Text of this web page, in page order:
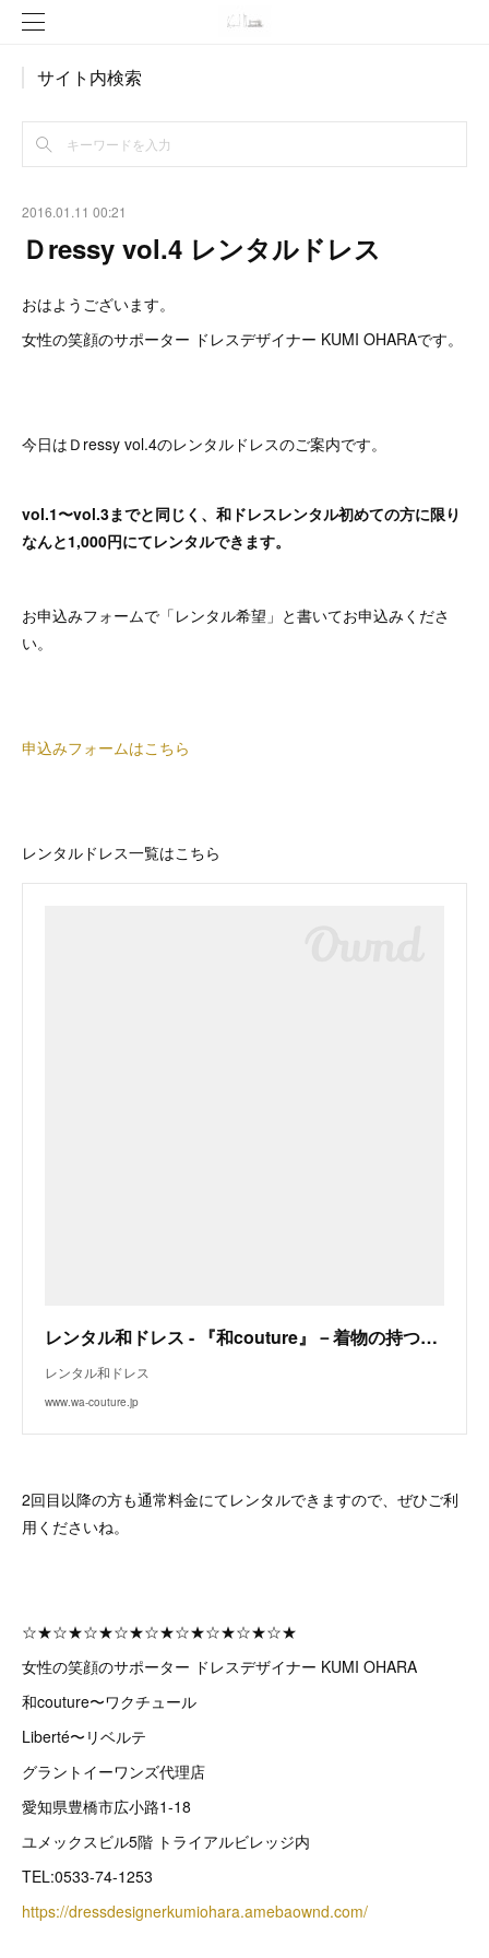
サイト内検索
2016.01.11 00:21
Ｄressy vol.4 レンタルドレス
おはようございます。
女性の笑顔のサポーター ドレスデザイナー KUMI OHARAです。
今日はＤressy vol.4のレンタルドレスのご案内です。
vol.1〜vol.3までと同じく、和ドレスレンタル初めての方に限り
なんと1,000円にてレンタルできます。
お申込みフォームで「レンタル希望」と書いてお申込みくださ
い。
申込みフォームはこちら
レンタルドレス一覧はこちら
レンタル和ドレス - 『和couture』－着物の持つ優雅さと洋服の持つ気軽さを融合した新しいジャンルの和ドレス－
レンタル和ドレス
www.wa-couture.jp
2回目以降の方も通常料金にてレンタルできますので、ぜひご利
用くださいね。
☆★☆★☆★☆★☆★☆★☆★☆★☆★
女性の笑顔のサポーター ドレスデザイナー KUMI OHARA
和couture〜ワクチュール
Liberté〜リベルテ
グラントイーワンズ代理店
愛知県豊橋市広小路1-18
ユメックスビル5階 トライアルビレッジ内
TEL:0533-74-1253
https://dressdesignerkumiohara.amebaownd.com/